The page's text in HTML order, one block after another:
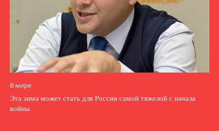
В мире
Эта зима может стать для России самой тяжелой с начала
войны